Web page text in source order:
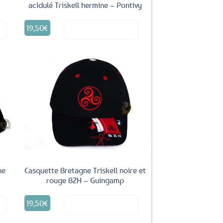
acidulé Triskell hermine – Pontivy
19,50€
Ajouter
aux
favoris
Casquette Bretagne Triskell noire et
rouge BZH – Guingamp
19,50€